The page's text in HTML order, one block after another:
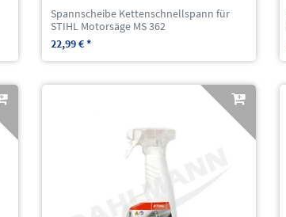
Spannscheibe Kettenschnellspann für
STIHL Motorsäge MS 362
22,99 € *